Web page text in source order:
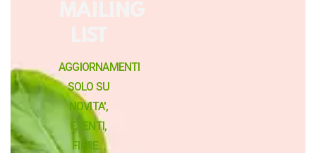
AGGIORNAMENTI
SOLO SU
NOVITA',
EVENTI,
FIERE...